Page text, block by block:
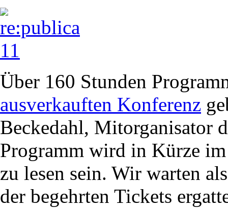
Über 160 Stunden
ausverkauften Konferenz
Beckedahl, Mitorganisator
Programm wird in Kürze
zu lesen sein. Wir warten
der begehrten Tickets